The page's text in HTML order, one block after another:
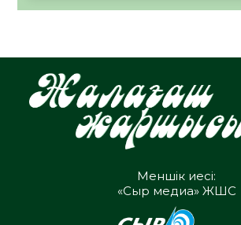
Меншік иесі:
«Сыр медиа» ЖШС